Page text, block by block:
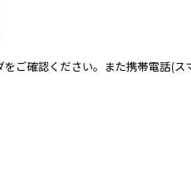
ご確認ください。また携帯電話(